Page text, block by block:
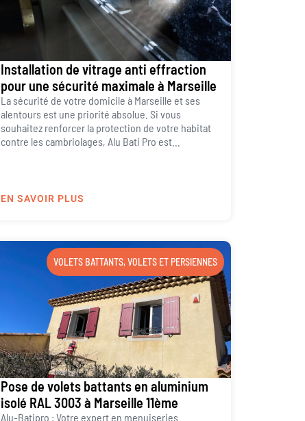
Installation de vitrage anti effraction
pour une sécurité maximale à Marseille
La sécurité de votre domicile à Marseille et ses
alentours est une priorité absolue. Si vous
souhaitez renforcer la protection de votre habitat
contre les cambriolages, Alu Bati Pro est...
EN SAVOIR PLUS
VOLETS BATTANTS,VOLETS ET PERSIENNES
Pose de volets battants en aluminium
isolé RAL 3003 à Marseille 11ème
Alu-Batipro : Votre expert en menuiseries